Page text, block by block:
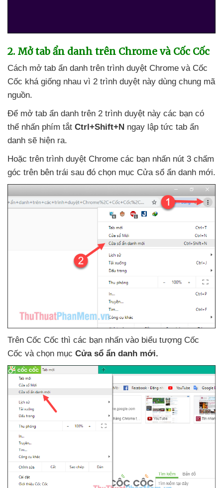
2. Mở tab ẩn danh trên Chrome và Cốc Cốc
Cách mở tab ẩn danh trên trình duyệt Chrome và Cốc
Cốc khá giống nhau vì 2 trình duyệt này dùng chung mã
nguồn.
Để mở tab ẩn danh trên 2 trình duyệt này các bạn có
thể nhấn phím tắt Ctrl+Shift+N ngay lập tức tab ẩn
danh sẽ hiện ra.
Hoặc trên trình duyệt Chrome các bạn nhấn nút 3 chấm
góc trên bên trái sau đó chọn mục Cửa sổ ẩn danh mới.
Trên Cốc Cốc thì các bạn nhấn vào biểu tượng Cốc
Cốc và chọn mục Cửa sổ ẩn danh mới.